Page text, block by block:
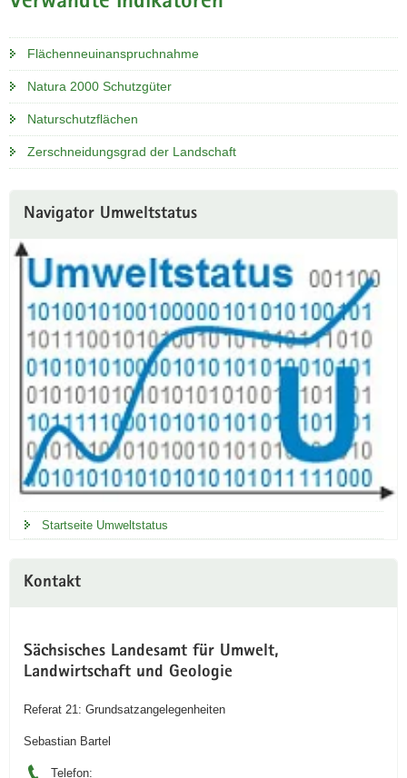
Flächenneuinanspruchnahme
Natura 2000 Schutzgüter
Naturschutzflächen
Zerschneidungsgrad der Landschaft
Navigator Umweltstatus
Startseite Umweltstatus
Kontakt
Sächsisches Landesamt für Umwelt,
Landwirtschaft und Geologie
Referat 21: Grundsatzangelegenheiten
Sebastian Bartel
Telefon: